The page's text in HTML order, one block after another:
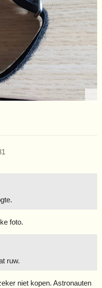
foto.
ruw.
niet kopen. Astronauten